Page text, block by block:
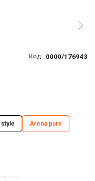
Код: 0000/176943
Arena pure